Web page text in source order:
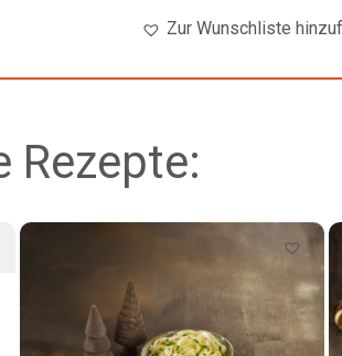
Zur Wunschliste
Rezepte: